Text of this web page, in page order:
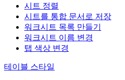
시트 정렬
시트를 통합 문서로 저장
워크시트 목록 만들기
워크시트 이름 변경
탭 색상 변경
테이블 스타일